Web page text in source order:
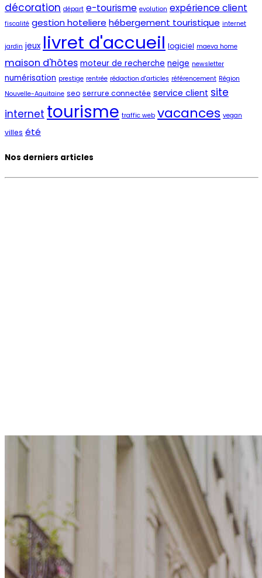
décoration départ e-tourisme evolution expérience client
fiscalité gestion hoteliere hébergement touristique internet
jardin jeux livret d'accueil logiciel maeva home
maison d'hôtes moteur de recherche neige newsletter
numérisation prestige rentrée rédaction d'articles référencement Région
Nouvelle-Aquitaine seo serrure connectée service client site
internet tourisme traffic web vacances vegan
villes été
Nos derniers articles